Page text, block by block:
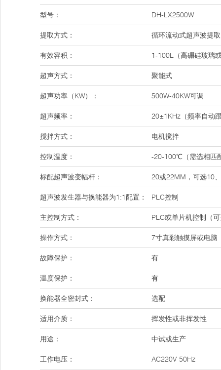
型号： DH-LX2500W
提取方式： 循环流动式超声波提取
有效容积： 1-100L（高硼硅玻璃
超声方式： 聚能式
超声功率（KW）： 500W-40KW可调
超声频率： 20±1KHz（频率自动
搅拌方式： 电机搅拌
控制温度： -20-100℃（需选相匹
标配超声波变幅杆： 20或22MM，可选10
超声波发生器与换能器为1:1配置： PLC控制
主控制方式： PLC或单片机控制（
操作方式： 7寸真彩触摸屏或电脑
故障保护： 有
温度保护： 有
换能器全密封式： 选配
适用介质： 挥发性或非挥发性
用途： 中试或生产
工作电压： AC220V 50Hz